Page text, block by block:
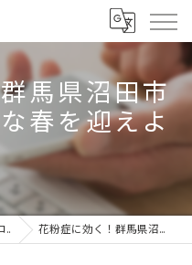
馬県沼田市
春を迎えよ
ム 花粉症に効く！群馬県沼田市の鍼灸院で新たな春を迎えよう